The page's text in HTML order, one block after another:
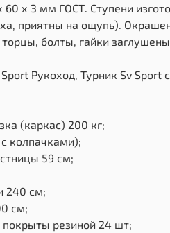
х 3 мм ГОСТ. Ступени
приятны на ощупь).
болты, гайки
Рукоход, Турник Sv Sport
(каркас) 200 кг;
колпачками);
59 см;
240 см;
см;
резиной 24 шт;